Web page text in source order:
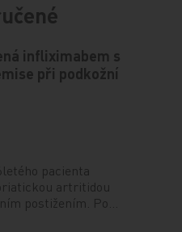
infliximabem s
při podkožní
pacienta
artritidou
postižením. Po…